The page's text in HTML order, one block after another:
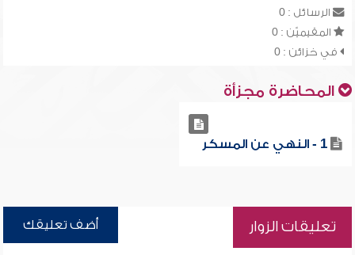
الرسائل : 0
المقيميّن : 0
في خزائن : 0
المحاضرة مجزأة
1 - النهي عن المسكر
تعليقات الزوار أضف تعليقك